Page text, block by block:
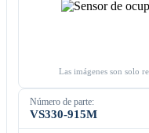
Las imágenes son solo
Número de parte:
VS330-915M